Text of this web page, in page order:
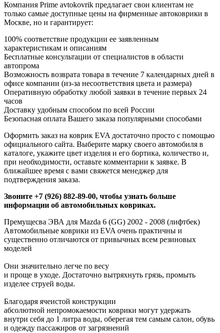
Компания Prime avtokovrik предлагает свои клиентам не
только самые доступные цены на фирменные автоковрики в
Москве, но и гарантирует:
100% соответствие продукции ее заявленным
характеристикам и описаниям
Бесплатные консультации от специалистов в области
автопрома
Возможность возврата товара в течение 7 календарных дней в
офисе компании (из-за несоответствия цвета и размера)
Оперативную обработку любой заявки в течение первых 24
часов
Доставку удобным способом по всей России
Безопасная оплата Вашего заказа популярными способами
Оформить заказ на коврик EVA достаточно просто с помощью
официального сайта. Выберите марку своего автомобиля в
каталоге, укажите цвет изделия и его бортика, количество и,
при необходимости, оставьте комментарии к заявке. В
ближайшее время с вами свяжется менеджер для
подтверждения заказа.
Звоните +7 (926) 882-89-00, чтобы узнать больше
информации об автомобильных ковриках.
Премущесва ЭВА для Mazda 6 (GG) 2002 - 2008 (лифтбек)
Автомобильные коврики из EVA очень практичны и
существенно отличаются от привычных всем резиновых
моделей
Они значительно легче по весу
и проще в уходе. Достаточно вытряхнуть грязь, промыть
изделее струей воды.
Благодаря ячеистой конструкции
абсолютной непромокаемости коврики могут удержать
внутри себя до 1 литра воды, оберегая тем самым салон, обувь
и одежду пассажиров от загрязнений